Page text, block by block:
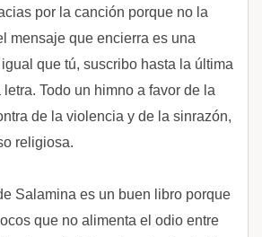
por la canción porque no la
mensaje que encierra es una
que tú, suscribo hasta la última
Todo un himno a favor de la
de la violencia y de la sinrazón,
religiosa.
Salamina es un buen libro porque
que no alimenta el odio entre